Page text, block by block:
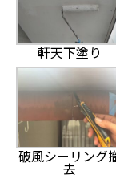
軒天下塗り
破風シーリング
去